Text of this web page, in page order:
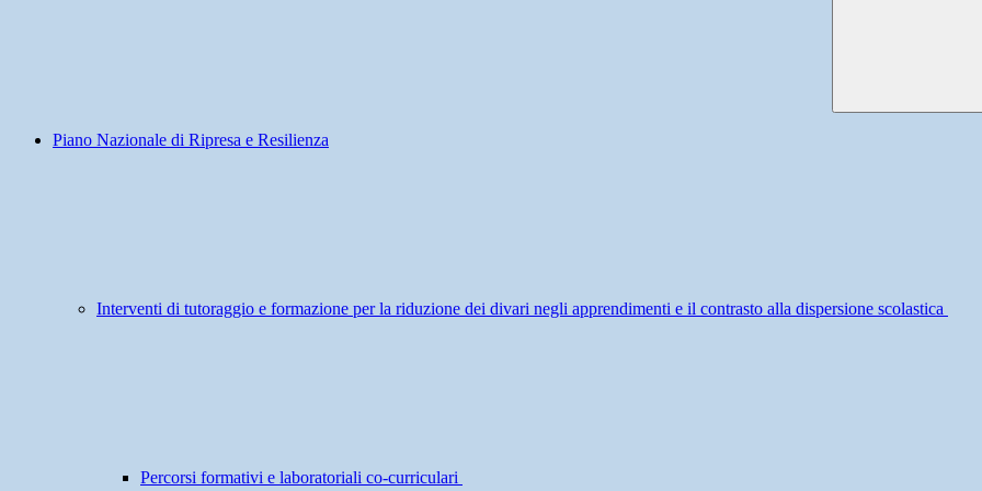
Piano Nazionale di Ripresa e Resilienza
Interventi di tutoraggio e formazione per la riduzione dei divari negli apprendimenti e il contrasto alla dispersione scolastica
Percorsi formativi e laboratoriali co-curriculari